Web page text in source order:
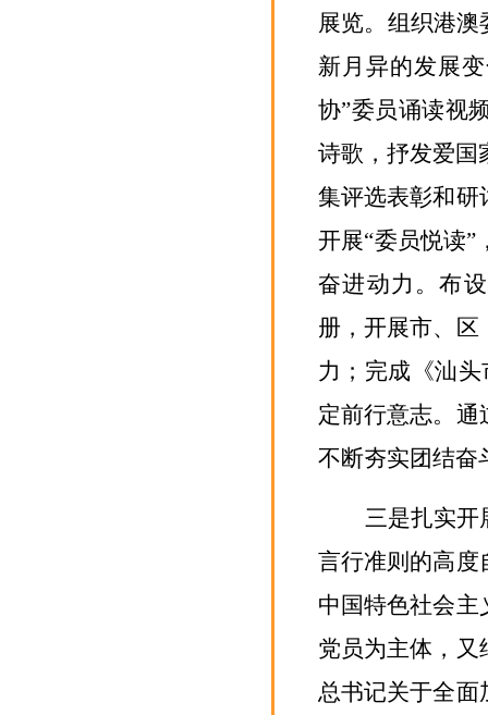
展览。组织港澳
新月异的发展
协”委员诵读视
诗歌 ，抒发爱
集评选表彰和研
开展“委员悦读
奋进动力 。布设
册，开展市、区
力； 完成《汕
定前行意志。 通
不断夯实团结奋
三是扎实开
言行准则的高度
中国特色社会主
党员为主体，又
总书记关于全面